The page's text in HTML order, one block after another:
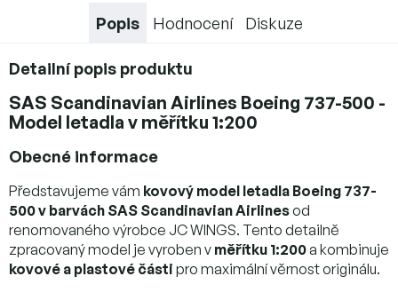
Popis Hodnocení Diskuze
Detailní popis produktu
SAS Scandinavian Airlines Boeing 737-500 -
Model letadla v měřítku 1:200
Obecné informace
Představujeme vám kovový model letadla Boeing 737-
500 v barvách SAS Scandinavian Airlinesod
renomovaného výrobce JC WINGS. Tento detailně
zpracovaný model je vyroben v měřítku 1:200a kombinuje
kovové a plastové části pro maximální věrnost originálu.